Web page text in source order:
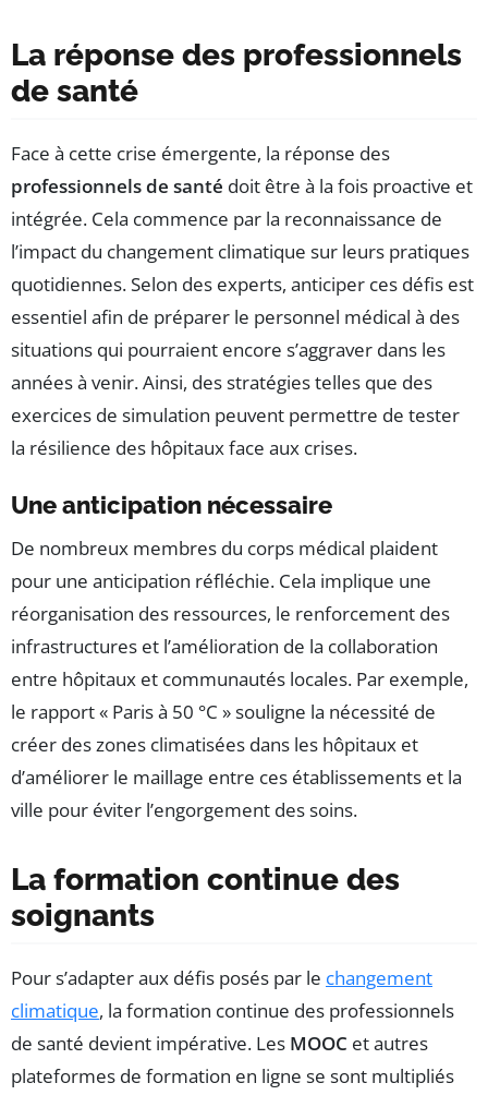
La réponse des professionnels
de santé
Face à cette crise émergente, la réponse des
professionnels de santé doit être à la fois proactive et
intégrée. Cela commence par la reconnaissance de
l’impact du changement climatique sur leurs pratiques
quotidiennes. Selon des experts, anticiper ces défis est
essentiel afin de préparer le personnel médical à des
situations qui pourraient encore s’aggraver dans les
années à venir. Ainsi, des stratégies telles que des
exercices de simulation peuvent permettre de tester
la résilience des hôpitaux face aux crises.
Une anticipation nécessaire
De nombreux membres du corps médical plaident
pour une anticipation réfléchie. Cela implique une
réorganisation des ressources, le renforcement des
infrastructures et l’amélioration de la collaboration
entre hôpitaux et communautés locales. Par exemple,
le rapport « Paris à 50 °C » souligne la nécessité de
créer des zones climatisées dans les hôpitaux et
d’améliorer le maillage entre ces établissements et la
ville pour éviter l’engorgement des soins.
La formation continue des
soignants
Pour s’adapter aux défis posés par le changement
climatique, la formation continue des professionnels
de santé devient impérative. Les MOOC et autres
plateformes de formation en ligne se sont multipliés